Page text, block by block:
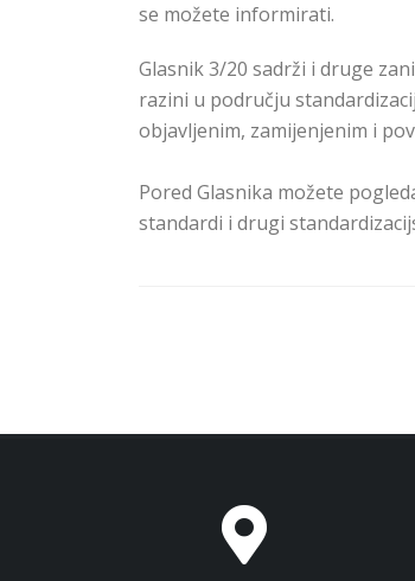
se možete informirati.
Glasnik 3/20 sadrži i druge
razini u području
objavljenim, zamijenjenim i
Pored Glasnika možete
standardi i drugi